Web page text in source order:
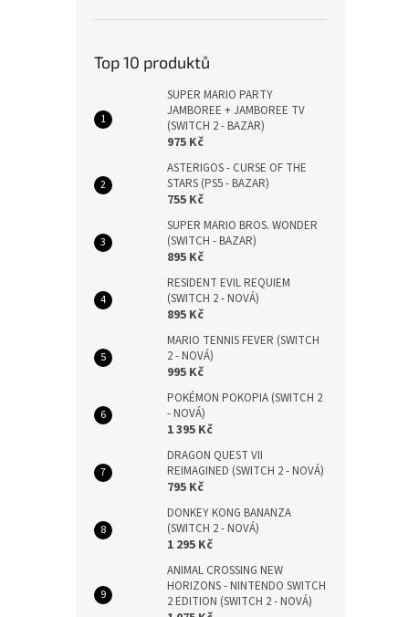
Top 10 produktů
SUPER MARIO PARTY
JAMBOREE + JAMBOREE TV
(SWITCH 2 - BAZAR)
975 Kč
ASTERIGOS - CURSE OF THE
STARS (PS5 - BAZAR)
755 Kč
SUPER MARIO BROS. WONDER
(SWITCH - BAZAR)
895 Kč
RESIDENT EVIL REQUIEM
(SWITCH 2 - NOVÁ)
895 Kč
MARIO TENNIS FEVER (SWITCH
2 - NOVÁ)
995 Kč
POKÉMON POKOPIA (SWITCH 2
- NOVÁ)
1 395 Kč
DRAGON QUEST VII
REIMAGINED (SWITCH 2 - NOVÁ)
795 Kč
DONKEY KONG BANANZA
(SWITCH 2 - NOVÁ)
1 295 Kč
ANIMAL CROSSING NEW
HORIZONS - NINTENDO SWITCH
2 EDITION (SWITCH 2 - NOVÁ)